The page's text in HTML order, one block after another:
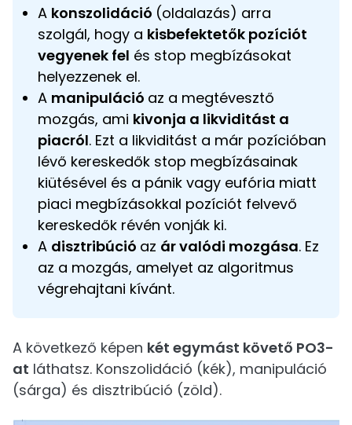
A konszolidáció (oldalazás) arra
szolgál, hogy a kisbefektetők pozíciót
vegyenek fel és stop megbízásokat
helyezzenek el.
A manipuláció az a megtévesztő
mozgás, ami kivonja a likviditást a
piacról. Ezt a likviditást a már pozícióban
lévő kereskedők stop megbízásainak
kiütésével és a pánik vagy eufória miatt
piaci megbízásokkal pozíciót felvevő
kereskedők révén vonják ki.
A disztribúció az ár valódi mozgása. Ez
az a mozgás, amelyet az algoritmus
végrehajtani kívánt.
A következő képen két egymást követő PO3-
at láthatsz. Konszolidáció (kék), manipuláció
(sárga) és disztribúció (zöld).